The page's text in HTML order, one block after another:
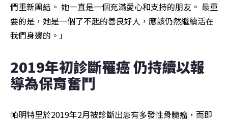
們重新團結。 她一直是一個充滿愛心和支持的朋友。 最重
要的是，她是一個了不起的善良好人，應該仍然繼續活在
我們身邊的。」
2019年初診斷罹癌 仍持續以報
導為保育奮鬥
帕明特里於2019年2月被診斷出患有多發性骨髓瘤，而即